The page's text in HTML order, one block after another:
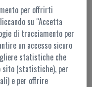
ai soli utenti registrati.
MyZEISS
per offrirti
su “Accetta
di tracciamento per
un accesso sicuro
statistiche che
sito (statistiche), per
e per offrire